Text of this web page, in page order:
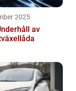
2025
av